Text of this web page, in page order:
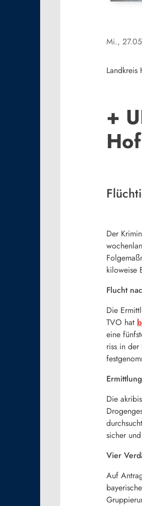
Mi.,
Landkreis
+
Der
kiloweise
Flucht
Die
TVO hat
eine
riss in
Die
sicher
Vier
Auf